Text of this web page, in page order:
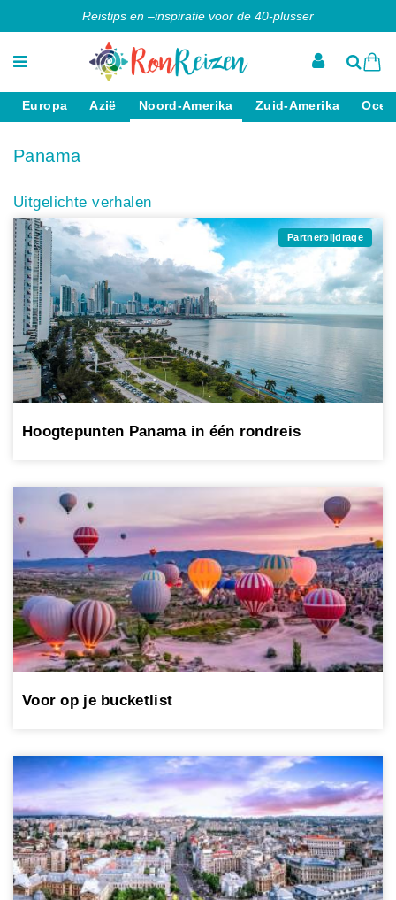
Reistips en –inspiratie voor de 40-plusser
Europa Azië Noord-Amerika Zuid-Amerika
Panama
Uitgelichte verhalen
Partnerbijdrage
Hoogtepunten Panama in één rondreis
Voor op je bucketlist